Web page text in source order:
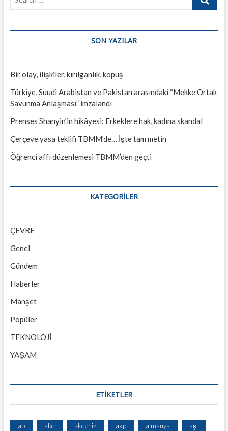
SON YAZILAR
Bir olay, ilişkiler, kırılganlık, kopuş
Türkiye, Suudi Arabistan ve Pakistan arasındaki “Mekke Ortak
Savunma Anlaşması” imzalandı
Prenses Shanyin’in hikâyesi: Erkeklere hak, kadına skandal
Çerçeve yasa teklifi TBMM’de… İşte tam metin
Öğrenci affı düzenlemesi TBMM’den geçti
KATEGORILER
ÇEVRE
Genel
Gündem
Haberler
Manşet
Popüler
TEKNOLOJİ
YAŞAM
ETİKETLER
ab abd akdeniz akp almanya aşı